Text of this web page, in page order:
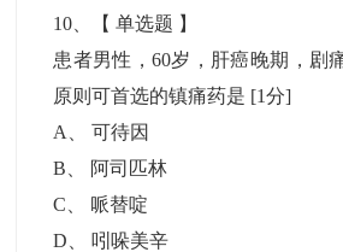
10 、【单选题 】
患者男性，60岁，肝癌晚期，剧
原则可首选的镇痛药是 [1分]
A
、可待因
B
阿司匹林
C
哌替啶
D
吲哚美辛